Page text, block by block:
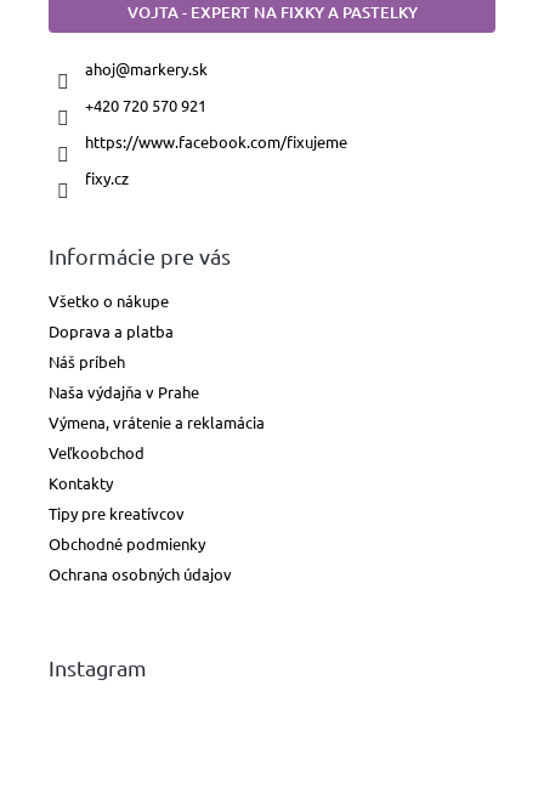
VOJTA - EXPERT NA FIXKY A PASTELKY
ahoj@markery.sk
+420 720 570 921
https://www.facebook.com/fixujeme
fixy.cz
Informácie pre vás
Všetko o nákupe
Doprava a platba
Náš príbeh
Naša výdajňa v Prahe
Výmena, vrátenie a reklamácia
Veľkoobchod
Kontakty
Tipy pre kreatívcov
Obchodné podmienky
Ochrana osobných údajov
Instagram